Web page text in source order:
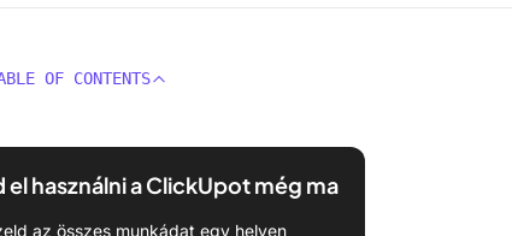
OF CONTENTS
el használni a ClickUpot még ma
az összes munkádat egy helyen